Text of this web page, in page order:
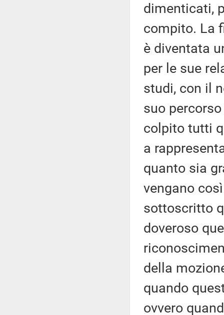
dimenticati,
compito. La
è diventata
per le sue
studi, con il
suo
colpito tutti
a
quanto sia
vengano
sottoscritto
doveroso
della
quando
ovvero